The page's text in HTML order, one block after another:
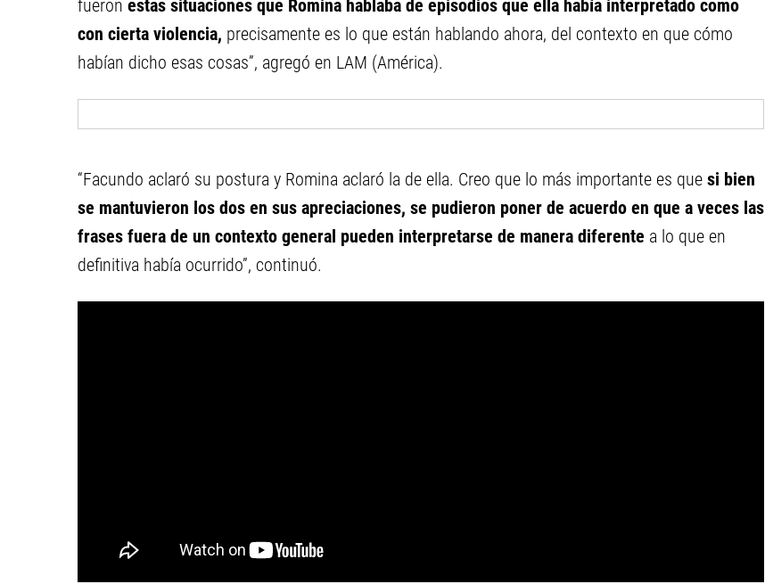
fueron estas situaciones que Romina hablaba de episodios que ella había interpretado como
con cierta violencia, precisamente es lo que están hablando ahora, del contexto en que cómo
habían dicho esas cosas”, agregó en LAM (América).
“Facundo aclaró su postura y Romina aclaró la de ella. Creo que lo más importante es que si bien
se mantuvieron los dos en sus apreciaciones, se pudieron poner de acuerdo en que a veces las
frases fuera de un contexto general pueden interpretarse de manera diferente a lo que en
definitiva había ocurrido”, continuó.